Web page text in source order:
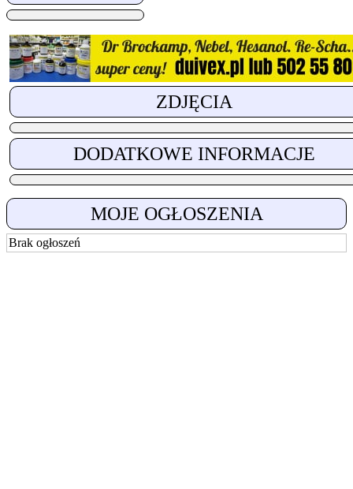
ZDJĘCIA
DODATKOWE INFORMACJE
MOJE OGŁOSZENIA
Brak ogłoszeń